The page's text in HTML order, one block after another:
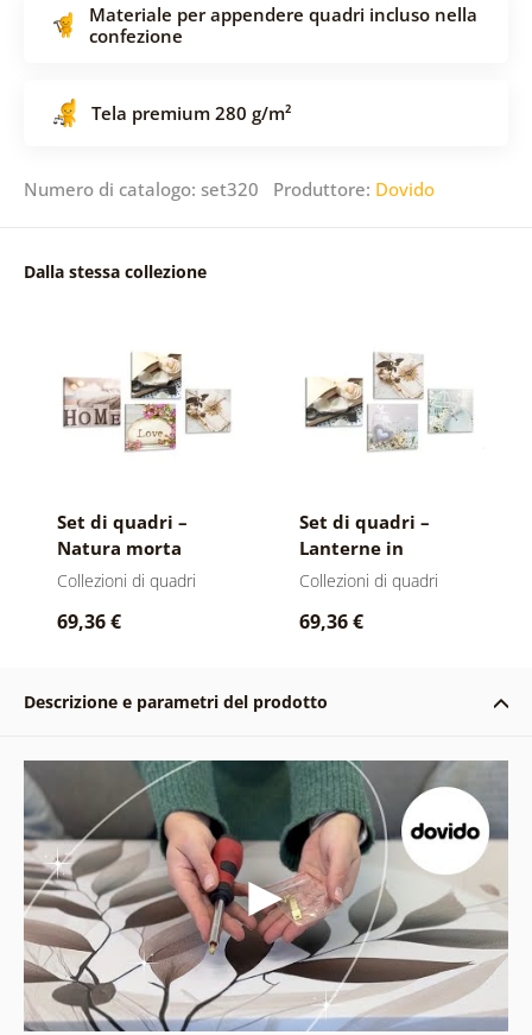
Materiale per appendere quadri incluso nella
confezione
Tela premium 280 g/m²
Numero di catalogo: set320 Produttore: Dovido
Dalla stessa collezione
Set di quadri –
Natura morta
vintage con scritte
Collezioni di quadri
69,36 €
Set di quadri –
Lanterne in
combinazione
Collezioni di quadri
69,36 €
Descrizione e parametri del prodotto